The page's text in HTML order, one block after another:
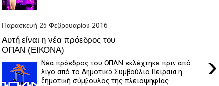
Παρασκευή 26 Φεβρουαρίου 2016
Αυτή είναι η νέα πρόεδρος του
ΟΠΑΝ (ΕΙΚΟΝΑ)
›
Νέα πρόεδρος του ΟΠΑΝ εκλέχτηκε πριν από
λίγο από το Δημοτικό Συμβούλιο Πειραιά η
δημοτική σύμβουλος της πλειοψηφίας...